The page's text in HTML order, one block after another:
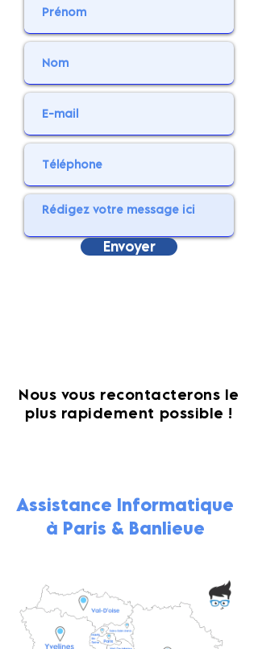
Envoyer
Nous vous recontacterons le
plus rapidement possible !
Assistance Informatique
à Paris & Banlieue